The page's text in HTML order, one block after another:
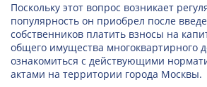
Поскольку этот вопрос возникает
популярность он приобрел после
собственников платить взносы на
общего имущества многоквартирного
ознакомиться с действующими
актами на территории города Москвы.